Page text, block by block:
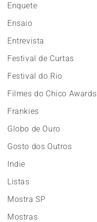
Enquete
Ensaio
Entrevista
Festival de Curtas
Festival do Rio
Filmes do Chico Awards
Frankies
Globo de Ouro
Gosto dos Outros
Indie
Listas
Mostra SP
Mostras